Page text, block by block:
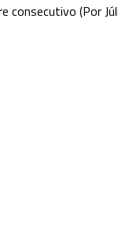
consecutivo (Por